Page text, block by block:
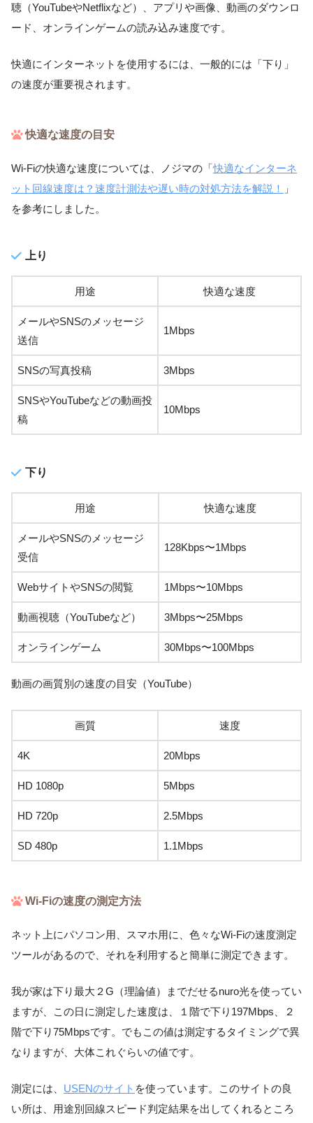
聴（YouTubeやNetflixなど）、アプリや画像、動画のダウンロ
ード、オンラインゲームの読み込み速度です。
快適にインターネットを使用するには、一般的には「下り」
の速度が重要視されます。
快適な速度の目安
Wi-Fiの快適な速度については、ノジマの「快適なインターネ
ット回線速度は？速度計測法や遅い時の対処方法を解説！
」
を参考にしました。
上り
用途 快適な速度
メールやSNSのメッセージ
送信
1Mbps
SNSの写真投稿 3Mbps
SNSやYouTubeなどの動画投
稿
10Mbps
下り
用途 快適な速度
メールやSNSのメッセージ
受信
128Kbps〜1Mbps
WebサイトやSNSの閲覧 1Mbps〜10Mbps
動画視聴（YouTubeなど） 3Mbps〜25Mbps
オンラインゲーム 30Mbps〜100Mbps
動画の画質別の速度の目安（YouTube）
画質 速度
4K 20Mbps
HD 1080p 5Mbps
HD 720p 2.5Mbps
SD 480p 1.1Mbps
Wi-Fiの速度の測定方法
ネット上にパソコン用、スマホ用に、色々なWi-Fiの速度測定
ツールがあるので、それを利用すると簡単に測定できます。
我が家は下り最大２G（理論値）までだせるnuro光を使ってい
ますが、この日に測定した速度は、１階で下り197Mbps、２
階で下り75Mbpsです。でもこの値は測定するタイミングで異
なりますが、大体これぐらいの値です。
測定には、 USENのサイト を使っています。このサイトの良
い所は、用途別回線スピード判定結果を出してくれるところ